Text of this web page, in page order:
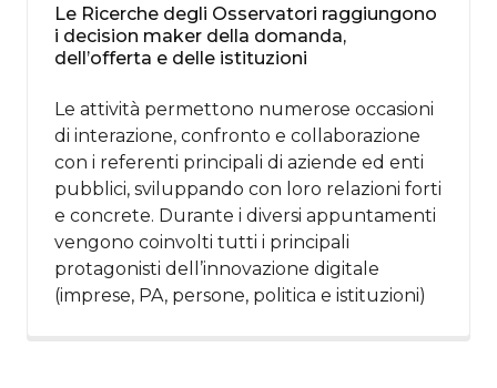
Le Ricerche degli Osservatori raggiungono
i decision maker della domanda,
dell’offerta e delle istituzioni​
Le attività permettono numerose occasioni
di interazione, confronto e collaborazione
con i referenti principali di aziende ed enti
pubblici, sviluppando con loro relazioni forti
e concrete. Durante i diversi appuntamenti
vengono coinvolti tutti i principali
protagonisti dell’innovazione digitale
(imprese, PA, persone, politica e istituzioni)